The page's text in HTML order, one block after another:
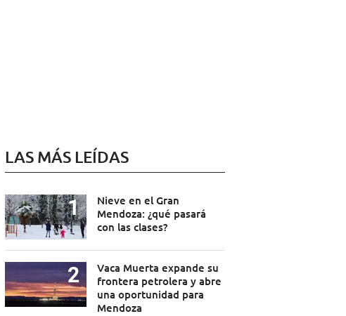
LAS MÁS LEÍDAS
Nieve en el Gran
Mendoza: ¿qué pasará
con las clases?
Vaca Muerta expande su
frontera petrolera y abre
una oportunidad para
Mendoza